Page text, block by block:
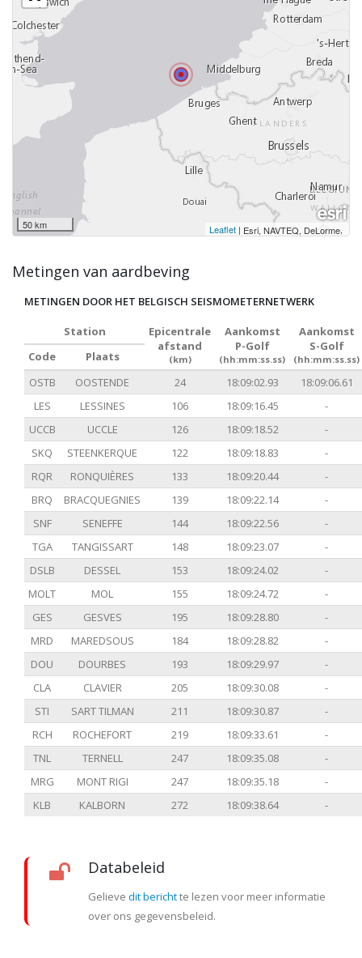
50 km Leaflet | Esri, NAVTEQ, DeLorme,
Metingen van aardbeving
METINGEN DOOR HET BELGISCH SEISMOMETERNETWERK
Station
Epicentrale
afstand
(km)
Aankomst
P-Golf
(hh:mm:ss.ss)
Aankomst
S-Golf
(hh:mm:ss.ss)
Code
Plaats
OSTB
OOSTENDE 24 18:09:02.93
18:09:06.61
LES
LESSINES 106 18:09:16.45
-
UCCB
UCCLE 126 18:09:18.52
-
SKQ
STEENKERQUE 122 18:09:18.83
-
RQR
RONQUIÈRES 133 18:09:20.44
-
BRQ
BRACQUEGNIES 139 18:09:22.14
-
SNF
SENEFFE 144 18:09:22.56
-
TGA
TANGISSART 148 18:09:23.07
-
DSLB
DESSEL 153 18:09:24.02
-
MOLT
MOL 155 18:09:24.72
-
GES
GESVES 195 18:09:28.80
-
MRD
MAREDSOUS 184 18:09:28.82
-
DOU
DOURBES 193 18:09:29.97
-
CLA
CLAVIER 205 18:09:30.08
-
STI
SART TILMAN 211 18:09:30.87
-
RCH
ROCHEFORT 219 18:09:33.61
-
TNL
TERNELL 247 18:09:35.08
-
MRG
MONT RIGI 247 18:09:35.18
-
KLB
KALBORN 272 18:09:38.64 -
Databeleid
Gelieve dit berichtte lezen voor meer informatie
over ons gegevensbeleid.